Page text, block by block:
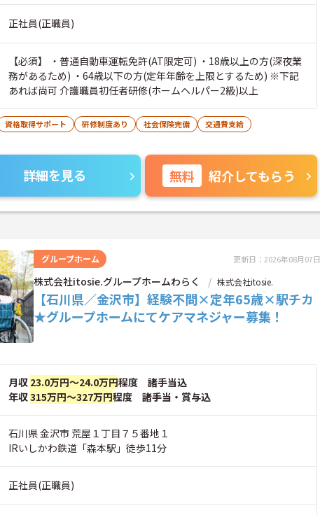
正社員(正職員)
【必須】 ・普通自動車運転免許(AT限定可) ・18歳以上の方(深夜業
務があるため) ・64歳以下の方(定年年齢を上限とするため) ※下記
あれば尚可 介護職員初任者研修(ホームヘルパー2級)以上
資格取得サポート 研修制度あり 社会保険完備
交通費支給
詳細を見る 無料 紹介してもらう
グループホーム 更新日：2026年08月07日
株式会社itosie.グループホームわらく 株式会社itosie.
【石川県／金沢市】経験不問×定年65歳×駅チカ
★グループホームにてケアマネジャー募集！
月収 23.0万円～24.0万円程度 諸手当込
年収315万円～327万円程度 諸手当・賞与込
石川県 金沢市 荒屋１丁目７５番地１
IRいしかわ鉄道「森本駅」徒歩11分
正社員(正職員)